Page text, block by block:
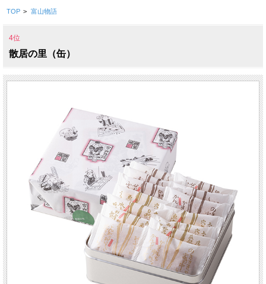
TOP > 富山物語
4位
散居の里（缶）